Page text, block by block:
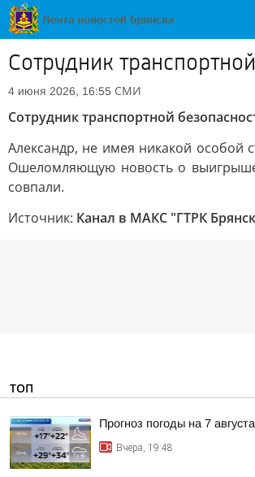
Сотрудник
4 июня 2026, 16:55 СМИ
Сотрудник транспортной
Александр, не имея никакой особой
Ошеломляющую новость о выигрыше
совпали.
Источник: Канал в МАКС "ГТРК
ТОП
Прогноз погоды на 7 августа
Вчера, 19:48